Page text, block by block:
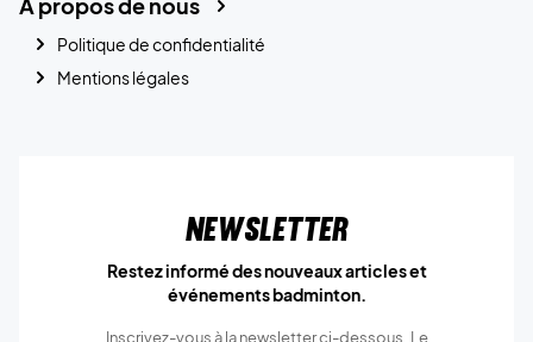
Politique de confidentialité
Mentions légales
Newsletter
Restez informé des nouveaux articles et
événements badminton.
Inscrivez-vous à la newsletter ci-dessous. Le